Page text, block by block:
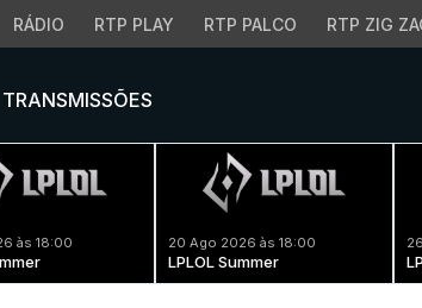
RÁDIO RTP PLAY RTP PALCO RTP ZIG
TRANSMISSÕES
às 18:00 20 Ago 2026 às 18:00
LPLOL Summer